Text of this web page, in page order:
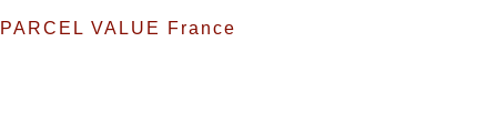
PARCEL VALUE France